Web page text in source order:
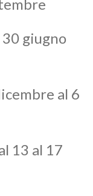
giugno
al 6
13 al 17